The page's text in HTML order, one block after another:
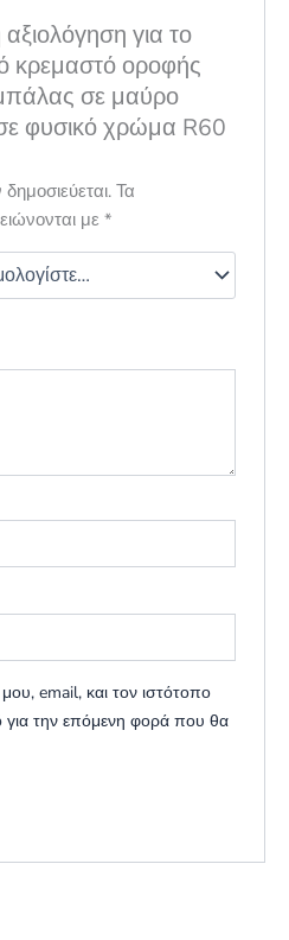
για το
κρεμαστό οροφής
σε μαύρο
φυσικό χρώμα R60
Τα
με*
email, και τον ιστότοπο
την επόμενη φορά που θα